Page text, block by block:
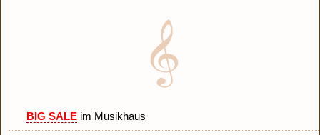
BIG SALE im Musikhaus